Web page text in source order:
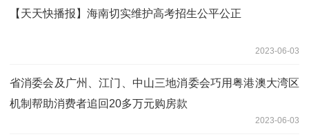
【天天快播报】海南切实维护高考招生公平公正
2023-06-03
省消委会及广州、江门、中山三地消委会巧用粤港澳大湾区
机制帮助消费者追回20多万元购房款
2023-06-03